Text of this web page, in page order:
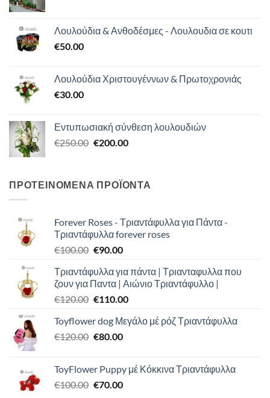
Λουλούδια & Ανθοδέσμες - Λουλουδια σε κουτι
€50.00
Λουλούδια Χριστουγέννων & Πρωτοχρονιάς
€30.00
Εντυπωσιακή σύνθεση λουλουδιών
€250.00 Original
€250.00.
€200.00Η
είναι:
€200.00.
ΠΡΟΤΕΙΝΟΜΕΝΑ ΠΡΟΪΟΝΤΑ
Forever Roses - Τριαντάφυλλα για Πάντα -
Τριαντάφυλλα forever roses
€100.00 Original
was:
€100.00.
€90.00Η
τιμή
είναι:
€90.00.
Τριαντάφυλλα για πάντα | Τριανταφυλλα που
ζουν για Παντα | Αιώνιο Τριαντάφυλλο |
€120.00 Original
was:
€120.00.
€110.00Η
τιμή
Toyflower dog Μεγάλο μέ ρόζ Τριαντάφυλλα
€120.00 Original
€120.00.
€80.00Η
είναι:
€80.00.
ToyFlower Puppy μέ Κόκκινα Τριαντάφυλλα
€100.00 Original
€70.00Η